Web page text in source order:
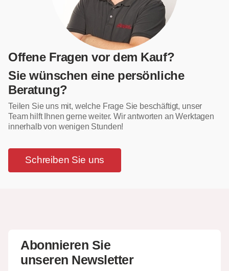
Offene Fragen vor dem Kauf?
Sie wünschen eine persönliche
Beratung?
Teilen Sie uns mit, welche Frage Sie beschäftigt, unser
Team hilft Ihnen gerne weiter. Wir antworten an Werktagen
innerhalb von wenigen Stunden!
Schreiben Sie uns
Abonnieren Sie
unseren Newsletter